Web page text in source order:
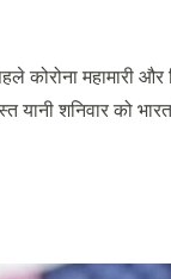
कोरोना महामारी
शनिवार को